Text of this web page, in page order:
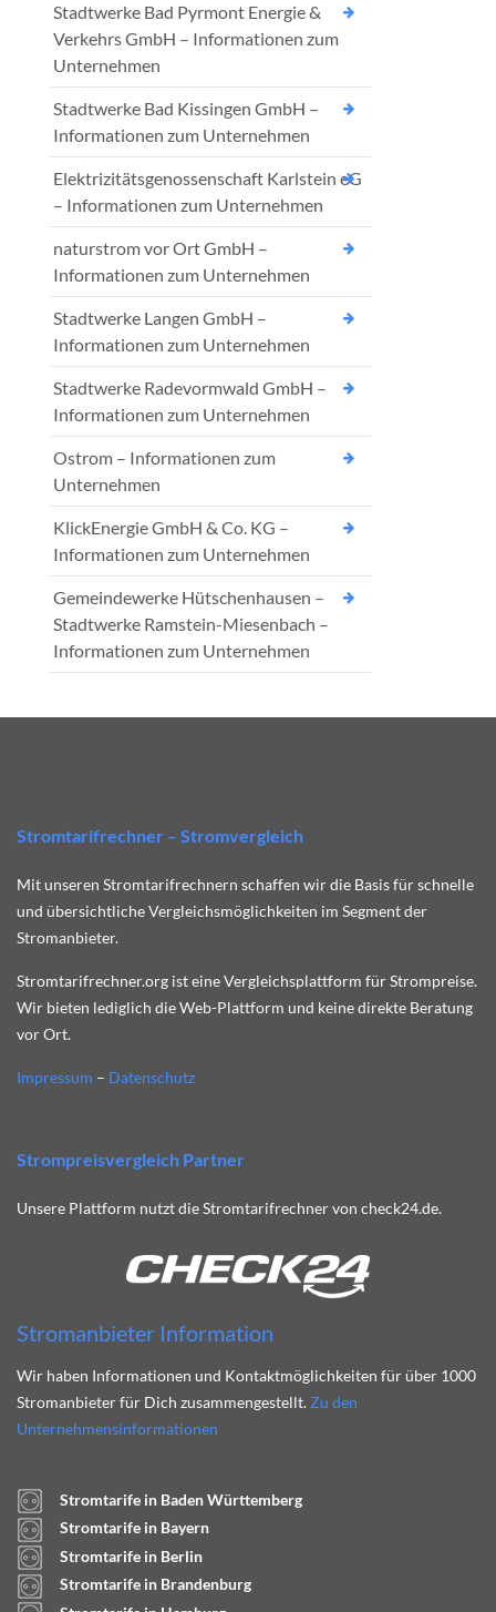
Stadtwerke Bad Pyrmont Energie &
Verkehrs GmbH – Informationen zum
Unternehmen
Stadtwerke Bad Kissingen GmbH –
Informationen zum Unternehmen
Elektrizitätsgenossenschaft Karlstein eG
– Informationen zum Unternehmen
naturstrom vor Ort GmbH –
Informationen zum Unternehmen
Stadtwerke Langen GmbH –
Informationen zum Unternehmen
Stadtwerke Radevormwald GmbH –
Informationen zum Unternehmen
Ostrom – Informationen zum
Unternehmen
KlickEnergie GmbH & Co. KG –
Informationen zum Unternehmen
Gemeindewerke Hütschenhausen –
Stadtwerke Ramstein-Miesenbach –
Informationen zum Unternehmen
Stromtarifrechner – Stromvergleich
Mit unseren Stromtarifrechnern schaffen wir die Basis für schnelle
und übersichtliche Vergleichsmöglichkeiten im Segment der
Stromanbieter.
Stromtarifrechner.org ist eine Vergleichsplattform für Strompreise.
Wir bieten lediglich die Web-Plattform und keine direkte Beratung
vor Ort.
Impressum – Datenschutz
Strompreisvergleich Partner
Unsere Plattform nutzt die Stromtarifrechner von check24.de.
Stromanbieter Information
Wir haben Informationen und Kontaktmöglichkeiten für über 1000
Stromanbieter für Dich zusammengestellt. Zu den
Unternehmensinformationen
Stromtarife in Baden Württemberg
Stromtarife in Bayern
Stromtarife in Berlin
Stromtarife in Brandenburg